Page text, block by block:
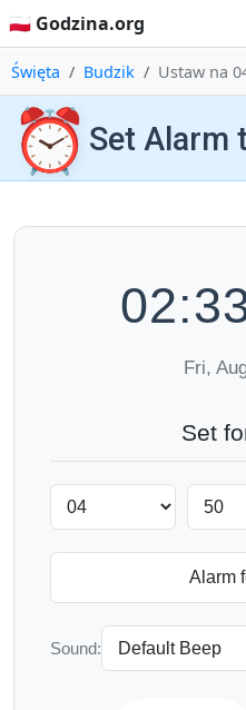
🇵🇱 Godzina.org
Święta Budzik Ustaw na
⏰ Set Alarm
Fri,
Set
Sound: